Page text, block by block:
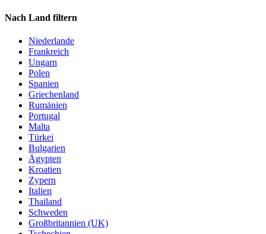
Nach Land filtern
Niederlande
Frankreich
Ungarn
Polen
Spanien
Griechenland
Rumänien
Portugal
Malta
Türkei
Bulgarien
Ägypten
Kroatien
Zypern
Italien
Thailand
Schweden
Großbritannien (UK)